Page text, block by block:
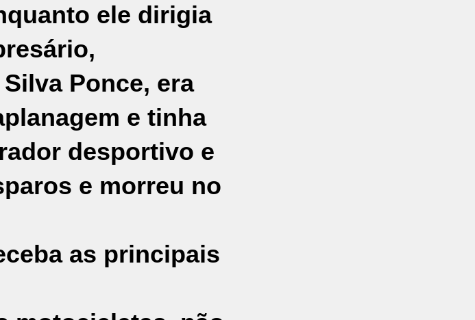
ele dirigia
Ponce, era
e tinha
desportivo e
e morreu no
as principais